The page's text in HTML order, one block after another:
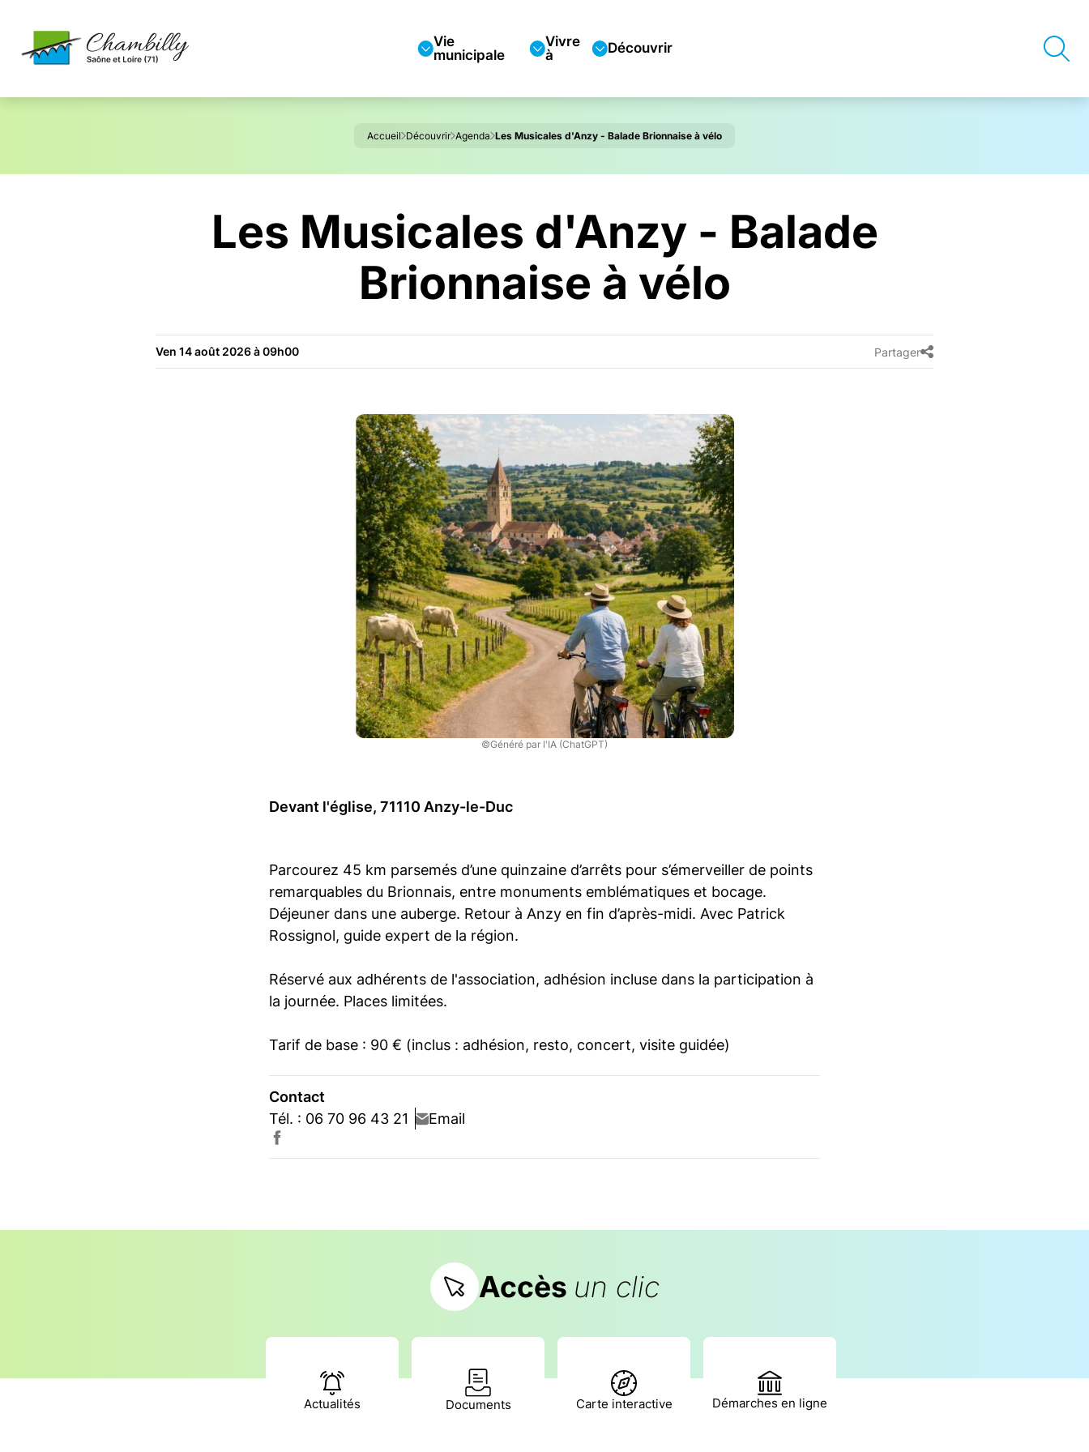
Vie
municipale
Vivre
à
Découvrir
Accueil Découvrir Agenda Les Musicales d'Anzy - Balade Brionnaise à vélo
Les Musicales d'Anzy - Balade
Brionnaise à vélo
Ven 14 août 2026 à 09h00 Partager
©Généré par l'IA (ChatGPT)
Devant l'église, 71110 Anzy-le-Duc
Parcourez 45 km parsemés d’une quinzaine d’arrêts pour s’émerveiller de points
remarquables du Brionnais, entre monuments emblématiques et bocage.
Déjeuner dans une auberge. Retour à Anzy en fin d’après-midi. Avec Patrick
Rossignol, guide expert de la région.
Réservé aux adhérents de l'association, adhésion incluse dans la participation à
la journée. Places limitées.
Tarif de base : 90 € (inclus : adhésion, resto, concert, visite guidée)
Contact
Tél. : 06 70 96 43 21
Email
Accès un clic
Actualités Documents Carte interactive Démarches en ligne